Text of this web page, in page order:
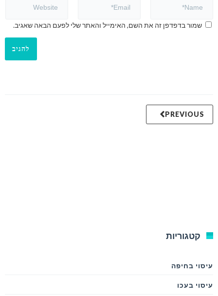
שמור בדפדפן זה את השם, האימייל והאתר שלי לפעם הבאה שאגיב.
PREVIOUS
קטגוריות
עיסוי בחיפה
עיסוי בעכו